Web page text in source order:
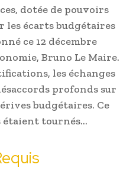
dotée de pouvoirs
les écarts budgétaires
ce 12 décembre
Bruno Le Maire.
les échanges
profonds sur
budgétaires. Ce
étaient tournés…